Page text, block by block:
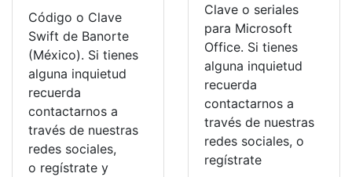
Código o Clave
Swift de Banorte
(México). Si tienes
alguna inquietud
recuerda
contactarnos a
través de nuestras
redes sociales,
o regístrate y
Clave o seriales
para Microsoft
Office. Si tienes
alguna inquietud
recuerda
contactarnos a
través de nuestras
redes sociales, o
regístrate